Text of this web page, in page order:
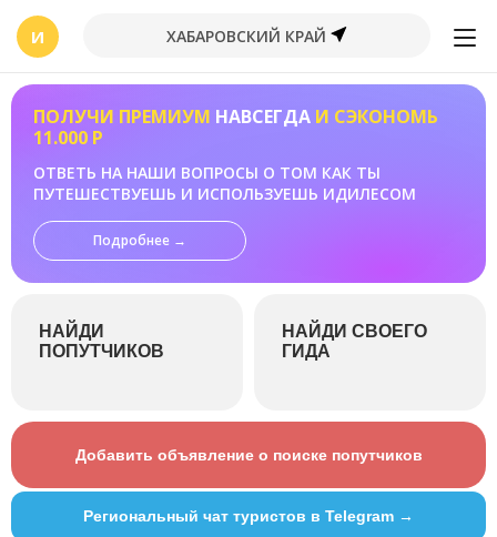
И ХАБАРОВСКИЙ КРАЙ
ПОЛУЧИ ПРЕМИУМ НАВСЕГДА И СЭКОНОМЬ
11.000 Р
ОТВЕТЬ НА НАШИ ВОПРОСЫ О ТОМ КАК ТЫ
ПУТЕШЕСТВУЕШЬ И ИСПОЛЬЗУЕШЬ ИДИЛЕСОМ
Подробнее →
НАЙДИ
ПОПУТЧИКОВ
НАЙДИ СВОЕГО
ГИДА
Добавить объявление о поиске попутчиков
Региональный чат туристов в Telegram →